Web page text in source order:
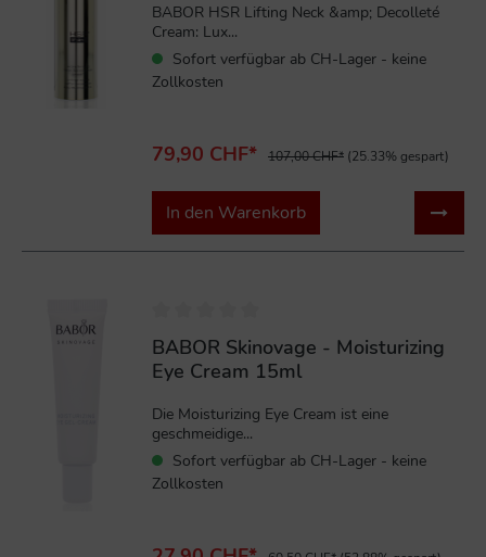
BABOR HSR Lifting Neck &amp; Decolleté
Cream: Lux...
Sofort verfügbar ab CH-Lager - keine
Zollkosten
79,90 CHF* 107,00 CHF* (25.33% gespart)
In den Warenkorb
BABOR Skinovage - Moisturizing
Eye Cream 15ml
Die Moisturizing Eye Cream ist eine
geschmeidige...
Sofort verfügbar ab CH-Lager - keine
Zollkosten